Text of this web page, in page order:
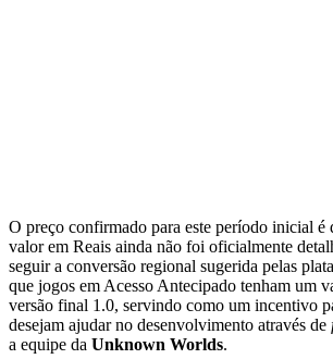
O preço confirmado para este período inicial é
valor em Reais ainda não foi oficialmente
seguir a conversão regional sugerida pelas
que jogos em Acesso Antecipado tenham um
versão final 1.0, servindo como um incentivo
desejam ajudar no desenvolvimento através de
a equipe da Unknown Worlds.